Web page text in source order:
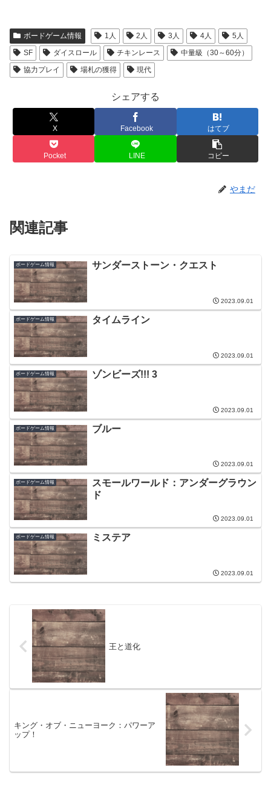
ボードゲーム情報 1人 2人 3人 4人
5人
SF
ダイスロール チキンレース
中量級（30～60分）
協力プレイ
場札の獲得 現代
シェアする
X Facebook はてブ
Pocket LINE コピー
やまだ
関連記事
ボードゲーム情報 サンダーストーン・クエスト
2023.09.01
ボードゲーム情報 タイムライン
2023.09.01
ボードゲーム情報 ゾンビーズ!!! 3
2023.09.01
ボードゲーム情報 ブルー
2023.09.01
ボードゲーム情報
スモールワールド：アンダーグラウン
ド
2023.09.01
ボードゲーム情報 ミステア
2023.09.01
王と道化
キング・オブ・ニューヨーク：パワーア
ップ！